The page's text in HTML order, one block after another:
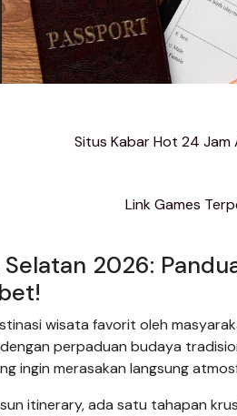
Situs Kabar Hot 24 Jam
Link Games
2026:
wisata favorit oleh
perpaduan budaya
ingin merasakan langsung
itinerary, ada satu tahapan